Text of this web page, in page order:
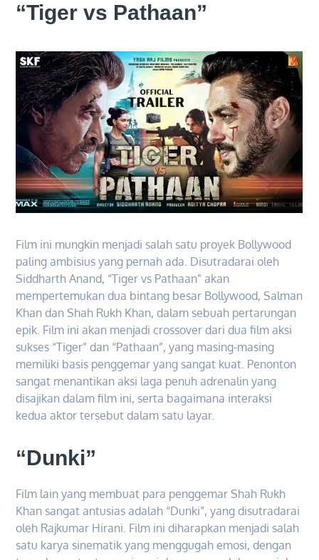
“Tiger vs Pathaan”
Film ini mungkin menjadi salah satu proyek Bollywood
paling ambisius yang pernah ada. Disutradarai oleh
Siddharth Anand, “Tiger vs Pathaan” akan
mempertemukan dua bintang besar Bollywood, Salman
Khan dan Shah Rukh Khan, dalam sebuah pertarungan
epik. Film ini akan menjadi crossover dari dua film aksi
sukses “Tiger” dan “Pathaan”, yang masing-masing
memiliki basis penggemar yang sangat kuat. Penonton
sangat menantikan aksi laga penuh adrenalin yang
disajikan dalam film ini, serta bagaimana interaksi
kedua aktor tersebut dalam satu layar.
“Dunki”
Film lain yang membuat para penggemar Shah Rukh
Khan sangat antusias adalah “Dunki”, yang disutradarai
oleh Rajkumar Hirani. Film ini diharapkan menjadi salah
satu karya sinematik yang menggugah emosi, dengan